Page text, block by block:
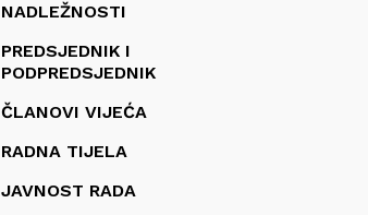
NADLEŽNOSTI
PREDSJEDNIK I
PODPREDSJEDNIK
ČLANOVI VIJEĆA
RADNA TIJELA
JAVNOST RADA